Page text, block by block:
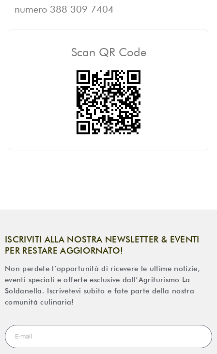
numero 388 309 7404
Scan QR Code
ISCRIVITI ALLA NOSTRA NEWSLETTER & EVENTI
PER RESTARE AGGIORNATO!
Non perdete l’opportunità di ricevere le ultime notizie,
eventi speciali e offerte esclusive dall’Agriturismo La
Soldanella. Iscrivetevi subito e fate parte della nostra
comunità culinaria!